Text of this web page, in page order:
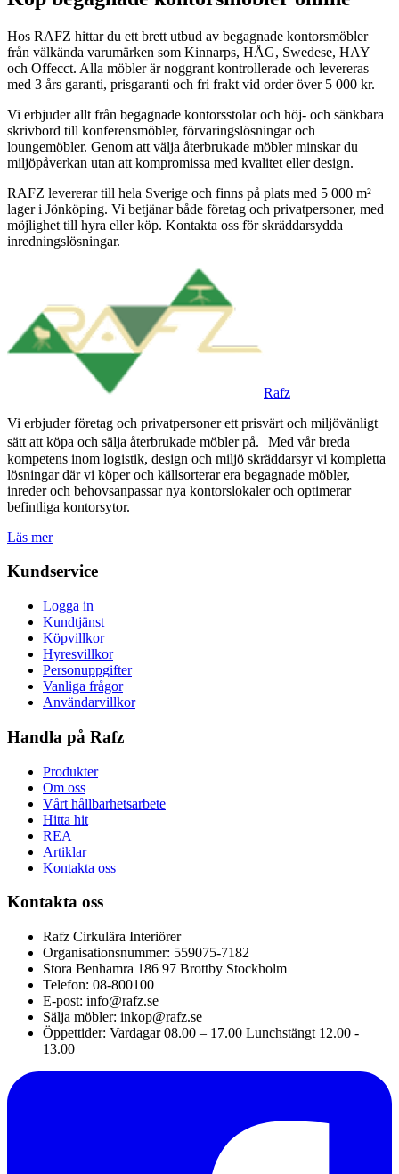
Hos RAFZ hittar du ett brett utbud av begagnade kontorsmöbler
från välkända varumärken som Kinnarps, HÅG, Swedese, HAY
och Offecct. Alla möbler är noggrant kontrollerade och levereras
med 3 års garanti, prisgaranti och fri frakt vid order över 5 000 kr.
Vi erbjuder allt från begagnade kontorsstolar och höj- och sänkbara
skrivbord till konferensmöbler, förvaringslösningar och
loungemöbler. Genom att välja återbrukade möbler minskar du
miljöpåverkan utan att kompromissa med kvalitet eller design.
RAFZ levererar till hela Sverige och finns på plats med 5 000 m²
lager i Jönköping. Vi betjänar både företag och privatpersoner, med
möjlighet till hyra eller köp. Kontakta oss för skräddarsydda
inredningslösningar.
Rafz
Vi erbjuder företag och privatpersoner ett prisvärt och miljövänligt
sätt att köpa och sälja återbrukade möbler på. Med vår breda
kompetens inom logistik, design och miljö skräddarsyr vi kompletta
lösningar där vi köper och källsorterar era begagnade möbler,
inreder och behovsanpassar nya kontorslokaler och optimerar
befintliga kontorsytor.
Läs mer
Kundservice
Logga in
Kundtjänst
Köpvillkor
Hyresvillkor
Personuppgifter
Vanliga frågor
Användarvillkor
Handla på Rafz
Produkter
Om oss
Vårt hållbarhetsarbete
Hitta hit
REA
Artiklar
Kontakta oss
Kontakta oss
Rafz Cirkulära Interiörer
Organisationsnummer: 559075-7182
Stora Benhamra 186 97 Brottby Stockholm
Telefon: 08-800100
E-post: info@rafz.se
Sälja möbler: inkop@rafz.se
Öppettider: Vardagar 08.00 – 17.00 Lunchstängt 12.00 -
13.00